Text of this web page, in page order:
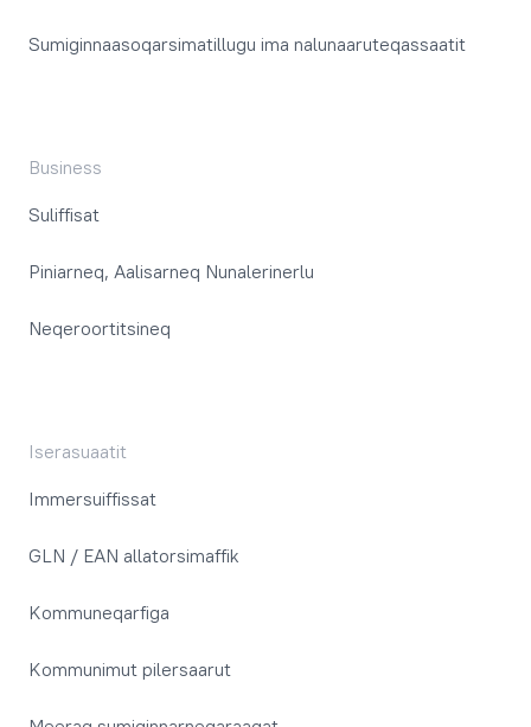
Sumiginnaasoqarsimatillugu ima nalunaaruteqassaatit
Business
Suliffisat
Piniarneq, Aalisarneq Nunalerinerlu
Neqeroortitsineq
Iserasuaatit
Immersuiffissat
GLN / EAN allatorsimaffik
Kommuneqarfiga
Kommunimut pilersaarut